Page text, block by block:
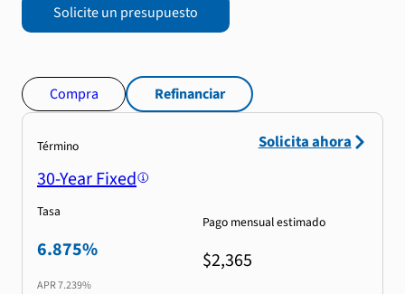
Solicite un presupuesto
Compra Refinanciar
Término
30-Year Fixed
Tasa
6.875%
APR7.239%
Pago mensual estimado
$2,365
Solicita ahora